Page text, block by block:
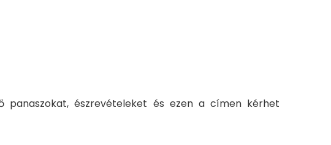
panaszokat, észrevételeket és ezen a címen kérhet